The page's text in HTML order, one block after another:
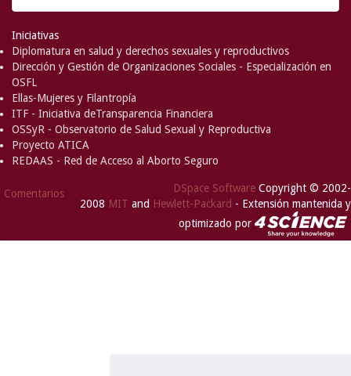
Iniciativas
Diplomatura en salud y derechos sexuales y reproductivos
Dirección y Gestión de Organizaciones Sociales - Especialización en
OSFL
Ellas-Mujeres y Filantropía
ITF - Iniciativa deTransparencia Financiera
OSSyR - Observatorio de Salud Sexual y Reproductiva
Proyecto ATICA
REDAAS - Red de Acceso al Aborto Seguro
Comentarios DSpace Software Copyright © 2002-
2008 MIT and Hewlett-Packard - Extensión mantenida y
optimizado por